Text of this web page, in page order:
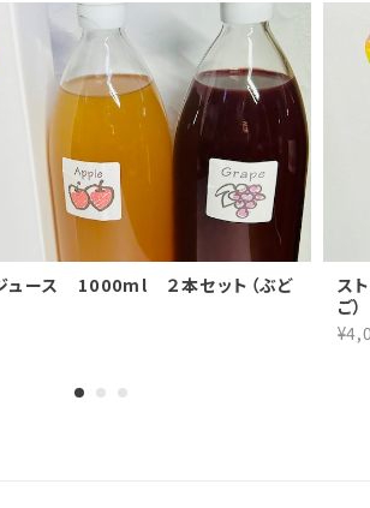
ュース 1000ml ２本セット（ぶど
ス
ご）